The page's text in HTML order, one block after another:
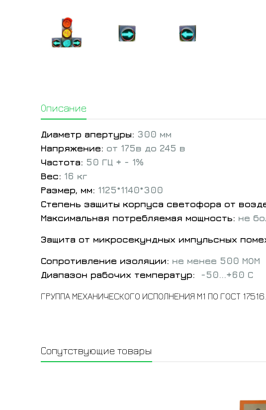
Описание
Диаметр апертуры: 300 мм
Напряжение: от 175в до 245 в
Частота: 50 ГЦ + - 1%
Вес: 16 кг
Размер, мм: 1125*1140*300
Степень защиты корпуса светофора от
Максимальная потребляемая мощность: не
Защита от микросекундных импульсных
Сопротивление изоляции: не менее 500 МОМ
Диапазон рабочих температур:
-50...+60 С
ГРУППА МЕХАНИЧЕСКОГО ИСПОЛНЕНИЯ М1 ПО ГОСТ
Сопутствующие товары